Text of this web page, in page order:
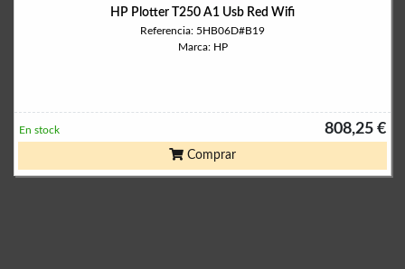
HP Plotter T250 A1 Usb Red Wifi
Referencia: 5HB06D#B19
Marca: HP
808,25 €
En stock
Comprar